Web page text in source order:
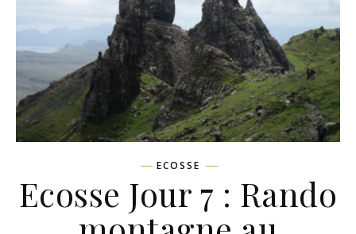
ECOSSE
Ecosse Jour 7 : Rando